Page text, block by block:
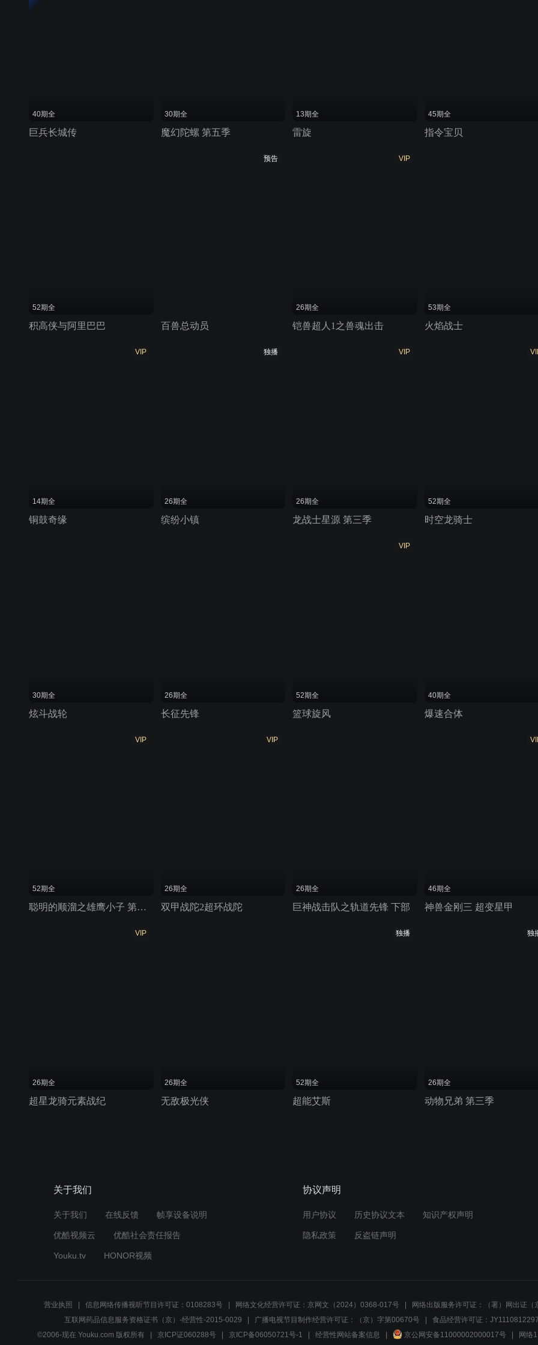
40期全
巨兵长城传
30期全
魔幻陀螺 第五季
13期全
雷旋
45期全
指令宝贝
52期全
积高侠与阿里巴巴
预告
百兽总动员
VIP
26期全
铠兽超人1之兽魂出击
53期全
火焰战士
VIP
14期全
铜鼓奇缘
独播
26期全
缤纷小镇
VIP
26期全
龙战士星源 第三季
52期全
时空龙骑士
30期全
炫斗战轮
26期全
长征先锋
VIP
52期全
篮球旋风
40期全
爆速合体
VIP
52期全
聪明的顺溜之雄鹰小子 第二季
VIP
26期全
双甲战陀2超环战陀
26期全
巨神战击队之轨道先锋 下部
46期全
神兽金刚三 超变星甲
VIP
26期全
超星龙骑元素战纪
26期全
无敌极光侠
独播
52期全
超能艾斯
独
26期全
动物兄弟 第三季
关于我们
关于我们 在线反馈 帧享设备说明
优酷视频云 优酷社会责任报告
Youku.tv HONOR视频
协议声明
用户协议 历史协议文本 知识产权声明
隐私政策 反盗链声明
营业执照 信息网络传播视听节目许可证：0108283号 网络文化经营许可证：京网文（2024）0368-017号
网络出版服务许可证：（署）网出证（
互联网药品信息服务资格证书（京）-经营性-2015-0029
广播电视节目制作经营许可证：（京）字第00670号
食品经营许可证：
©2006-现在 Youku.com 版权所有
京ICP证060288号 京ICP备06050721号-1 经营性网站备案信息 京公网安备11000002000017号 网络